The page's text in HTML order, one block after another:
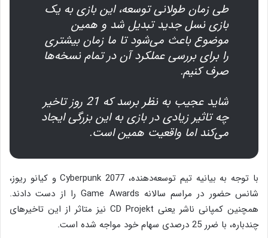
طی زمان طولانی توسعه، این بازی به یک
بازی نسل جدید تبدیل شد و همین
موضوع باعث می‌شود تا ما زمان بیشتری
را برای بررسی عملکرد آن در تمام نسخه‌ها
صرف کنیم.
شاید عجیب به نظر برسد که 21 روز تاخیر
چه تاثیر زیادی در بازی به این بزرگی ایجاد
می‌کند اما واقعیت همین است.
با توجه به بیانیه تیم توسعه‌دهنده، Cyberpunk 2077 و کیانو ریوز،
شانس حضور در مراسم سالانه Game Awards را از دست دادند.
همچنین کمپانی ناشر یعنی CD Projekt نیز متاثر از این تاخیرهای
چندباره، با ضرر 25 درصدی سهام خود مواجه شده است.